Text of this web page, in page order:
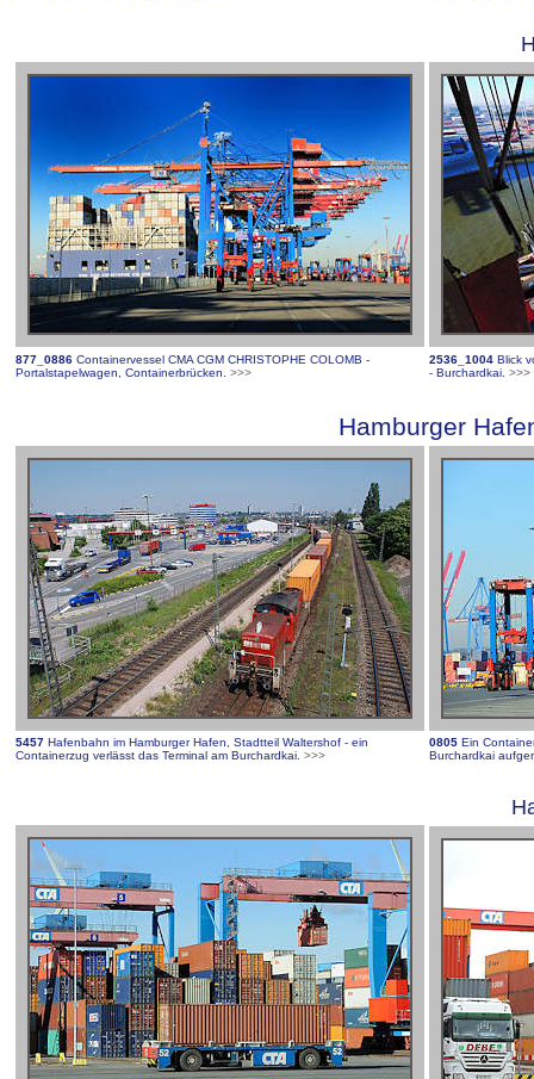
877_0886 Containervessel CMA CGM CHRISTOPHE COLOMB -
Portalstapelwagen, Containerbrücken. >>>
2536_1004 Blick
- Burchardkai. >>>
Hamburger
5457 Hafenbahn im Hamburger Hafen, Stadtteil Waltershof - ein
Containerzug verlässt das Terminal am Burchardkai. >>>
0805 Ein
Burchardkai